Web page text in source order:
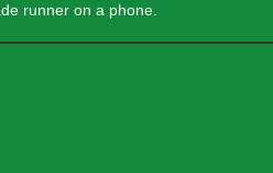
runner on a phone.